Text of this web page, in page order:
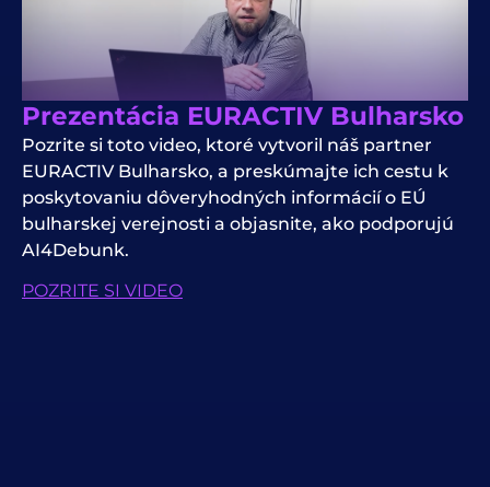
Prezentácia EURACTIV Bulharsko
Pozrite si toto video, ktoré vytvoril náš partner
EURACTIV Bulharsko, a preskúmajte ich cestu k
poskytovaniu dôveryhodných informácií o EÚ
bulharskej verejnosti a objasnite, ako podporujú
AI4Debunk.
POZRITE SI VIDEO